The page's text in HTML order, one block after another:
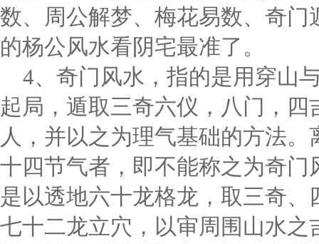
数、周公解梦、梅花易数、奇门
的杨公风水看阴宅最准了。
4、奇门风水，指的是用穿山
起局，遁取三奇六仪，八门，
人，并以之为理气基础的方法
十四节气者，即不能称之为奇门
是以透地六十龙格龙，取三奇、
七十二龙立穴，以审周围山水之